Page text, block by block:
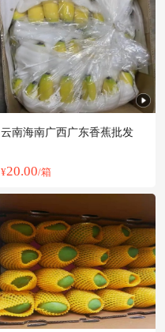
云南海南广西广东香蕉批发
¥20.00/箱